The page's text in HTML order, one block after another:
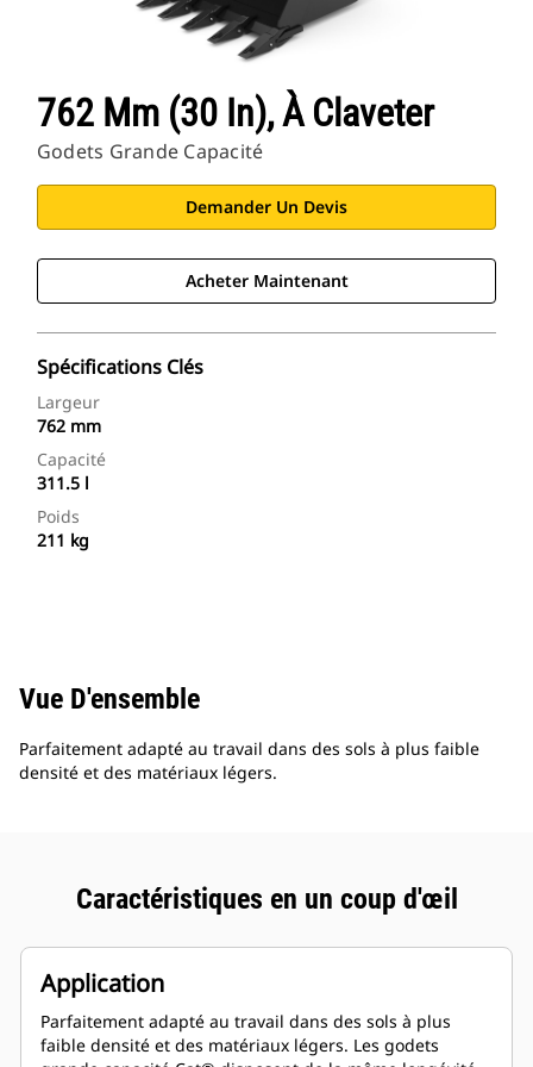
762 Mm (30 In), À Claveter
Godets Grande Capacité
Demander Un Devis
Acheter Maintenant
Spécifications Clés
Largeur
762 mm
Capacité
311.5 l
Poids
211 kg
Vue D'ensemble
Parfaitement adapté au travail dans des sols à plus faible
densité et des matériaux légers.
Caractéristiques en un coup d'œil
Application
Parfaitement adapté au travail dans des sols à plus
faible densité et des matériaux légers. Les godets